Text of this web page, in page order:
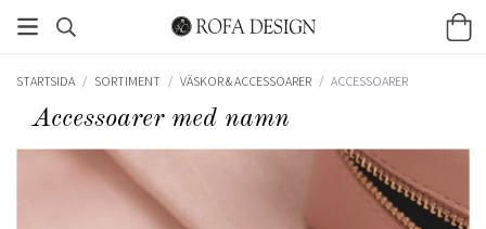
STARTSIDA / SORTIMENT / VÄSKOR & ACCESSOARER / ACCESSOARER
Accessoarer med namn